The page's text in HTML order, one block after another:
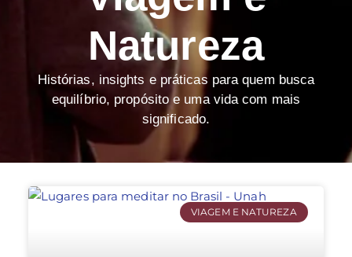
Natureza
Histórias, insights e práticas para quem busca
equilíbrio, propósito e uma vida com mais
significado.
VIAGEM E NATUREZA